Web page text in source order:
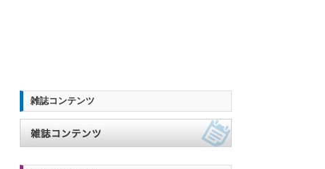
雑誌コンテンツ